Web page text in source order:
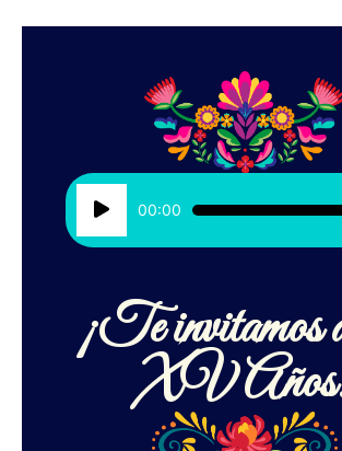
Reproductor
de
audio
00:00
¡Te invitamos
XV